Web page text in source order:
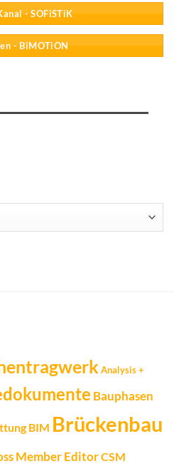
- SOFiSTiK
- BiMOTiON
Analysis +
Bauphasen
BIM Brückenbau
Member EditorCSM